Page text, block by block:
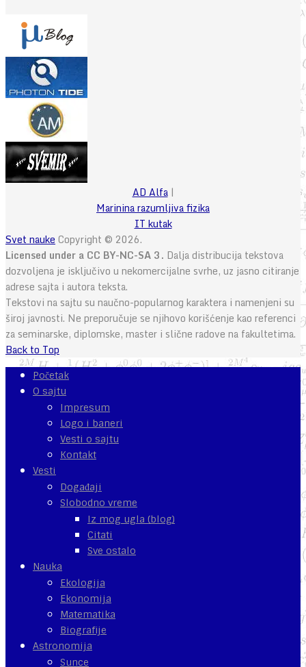
AD Alfa|
Marinina razumljiva fizika
IT kutak
Svet nauke Copyright © 2026.
Licensed under a CC BY-NC-SA 3. Dalja distribucija tekstova
dozvoljena je isključivo u nekomercijalne svrhe, uz jasno citiranje
adrese sajta i autora teksta.
Tekstovi na sajtu su naučno-popularnog karaktera i namenjeni su
široj javnosti. Ne preporučuje se njihovo korišćenje kao referenci
za seminarske, diplomske, master i slične radove na fakultetima.
Back to Top
Početak
O sajtu
Impresum
Logo i baneri
Vesti o sajtu
Kontakt
Vesti
Događaji
Slobodno vreme
Iz mog ugla (blog)
Citati
Sve ostalo
Nauka
Ekologija
Ekonomija
Matematika
Biografije
Astronomija
Sunce